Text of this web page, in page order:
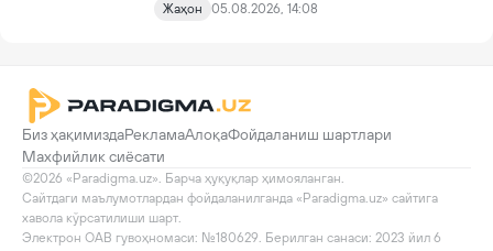
янги механизмлар жорий этилади.
Жаҳон
05.08.2026, 14:08
Биз ҳақимиздаРекламаАлоқаФойдаланиш шартлари
Махфийлик сиёсати
©2026 «Paradigma.uz». Барча ҳуқуқлар ҳимояланган.
Сайтдаги маълумотлардан фойдаланилганда «Paradigma.uz» сайтига
хавола кўрсатилиши шарт.
Электрон ОАВ гувоҳномаси: №180629. Берилган санаси: 2023 йил 6